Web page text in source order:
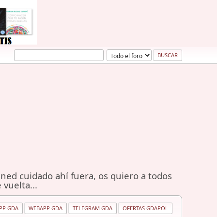
cuidado ahí fuera, os quiero a todos
vuelta...
GDA WEBAPP GDA TELEGRAM GDA OFERTAS GDAPOL